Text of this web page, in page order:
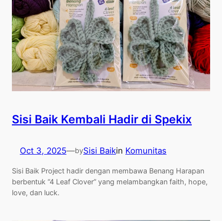
Sisi Baik Kembali Hadir di Spekix
Oct 3, 2025—bySisi Baikin Komunitas
Sisi Baik Project hadir dengan membawa Benang Harapan
berbentuk “4 Leaf Clover” yang melambangkan faith, hope,
love, dan luck.